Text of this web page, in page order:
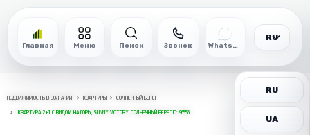
Главная Меню Поиск Звонок WhatsApp
RU
RU
UA
НЕДВИЖИМОСТЬ В БОЛГАРИИ КВАРТИРЫ СОЛНЕЧНЫЙ БЕРЕГ
КВАРТИРА 2+1 С ВИДОМ НА ГОРЫ, SUNNY VICTORY, СОЛНЕЧНЫЙ БЕРЕГ ID: 96556